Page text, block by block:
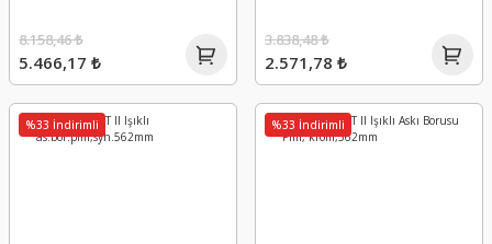
5.466,17 ₺
8.158,46 ₺
2.571,78 ₺
3.838,48 ₺
%33 İndirimli %33 İndirimli